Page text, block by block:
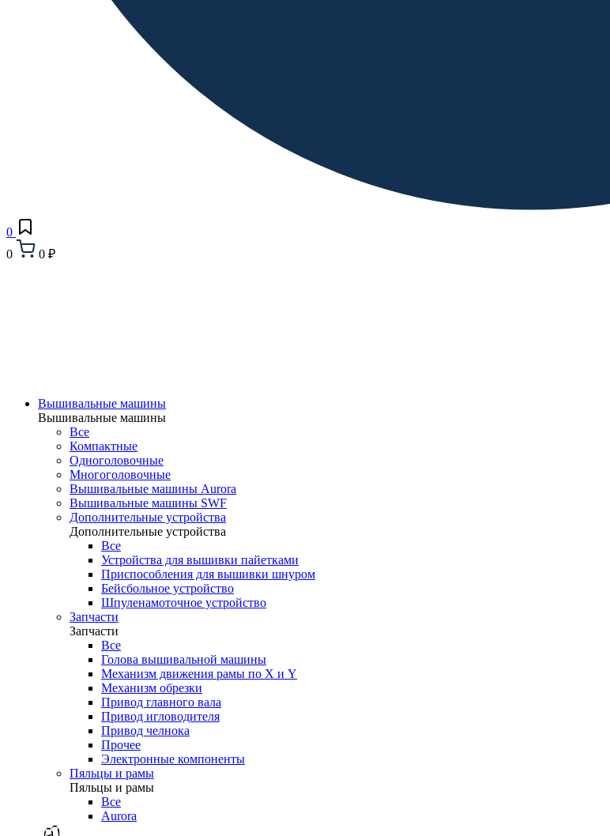
0
0
0 ₽
Вышивальные машины
Вышивальные машины
Все
Компактные
Одноголовочные
Многоголовочные
Вышивальные машины Aurora
Вышивальные машины SWF
Дополнительные устройства
Дополнительные устройства
Все
Устройства для вышивки пайетками
Приспособления для вышивки шнуром
Бейсбольное устройство
Шпуленамоточное устройство
Запчасти
Запчасти
Все
Голова вышивальной машины
Механизм движения рамы по X и Y
Механизм обрезки
Привод главного вала
Привод игловодителя
Привод челнока
Прочее
Электронные компоненты
Пяльцы и рамы
Пяльцы и рамы
Все
Aurora